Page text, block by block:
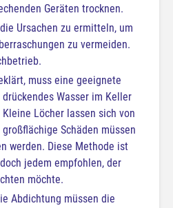
Geräten trocknen.
Ursachen zu ermitteln, um
zu vermeiden.
muss eine geeignete
Wasser im Keller
Löcher lassen sich von
Schäden müssen
werden. Diese Methode ist
jedem empfohlen, der
möchte.
Abdichtung müssen die